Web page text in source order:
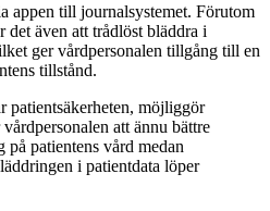
appen till journalsystemet. Förutom
det även att trådlöst bläddra i
ger vårdpersonalen tillgång till en
tillstånd.
patientsäkerheten, möjliggör
att ännu bättre
patientens vård medan
i patientdata löper